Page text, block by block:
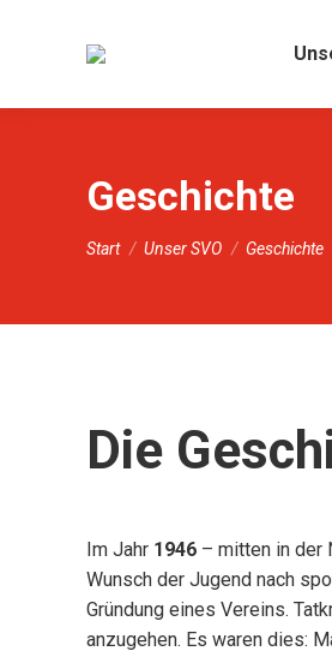
Geschichte
Sie befinden sich hier:
Start Unser SVO Geschichte
Die
Im Jahr 1946 – mitten in der
Wunsch der Jugend nach
Gründung eines Vereins.
anzugehen. Es waren dies: